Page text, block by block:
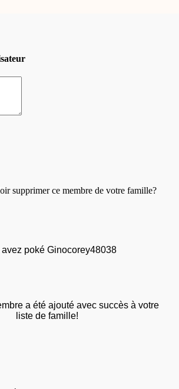
supprimer ce membre de votre famille?
avez poké Ginocorey48038
a été ajouté avec succès à votre
liste de famille!